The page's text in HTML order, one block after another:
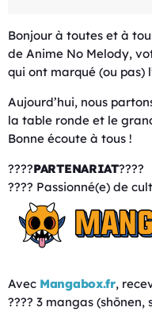
Bonjour à toutes et à
de Anime No Melody,
qui ont marqué (ou pas)
Aujourd’hui, nous
la table ronde et le
Bonne écoute à tous !
????PARTENARIAT????
???? Passionné(e) de
Avec Mangabox.fr,
???? 3 mangas (shōnen,